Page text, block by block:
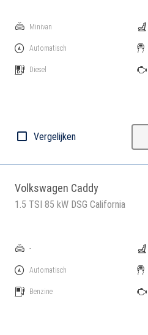
Minivan
Automatisch
Diesel
Vergelijken
Volkswagen Caddy
1.5 TSI 85 kW DSG California
-
Automatisch
Benzine